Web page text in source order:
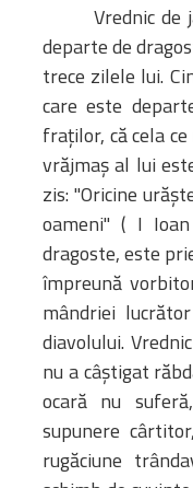
Vrednic de
departe de
trece zilele lui.
care este
fraţilor, că cela
vrăjmaş al lui
zis: "Oricine
oameni" ( I
dragoste, este
împreună
mândriei
diavolului.
nu a câştigat
ocară nu
supunere
rugăciune